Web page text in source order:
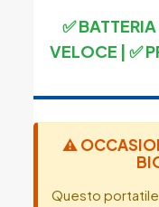
✅
VELOCE | ✅
⚠️
Questo